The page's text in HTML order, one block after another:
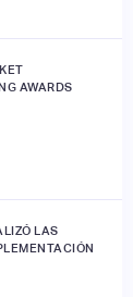
AWARDS
LAS